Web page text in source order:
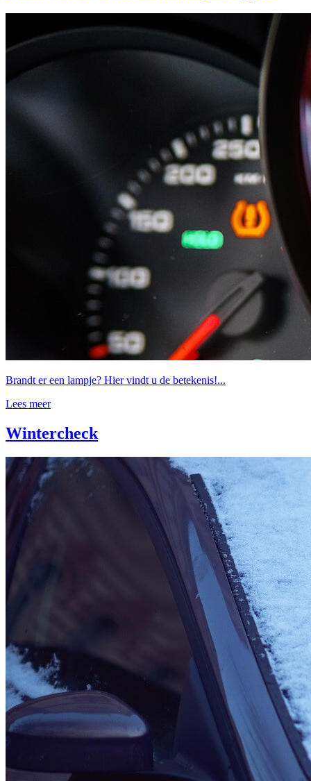
Brandt er een lampje? Hier vindt u de betekenis!...
Lees meer
Wintercheck